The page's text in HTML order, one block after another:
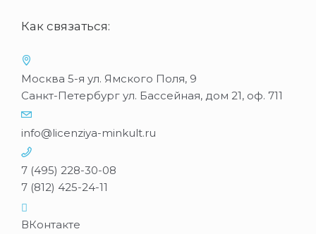
Как связаться:
Москва 5-я ул. Ямского Поля, 9
Санкт-Петербург ул. Бассейная, дом 21, оф. 711
info@licenziya-minkult.ru
7 (495) 228-30-08
7 (812) 425-24-11
ВКонтакте